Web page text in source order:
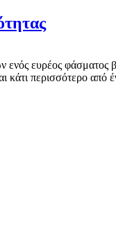
ενός ευρέος φάσματος
κάτι περισσότερο από